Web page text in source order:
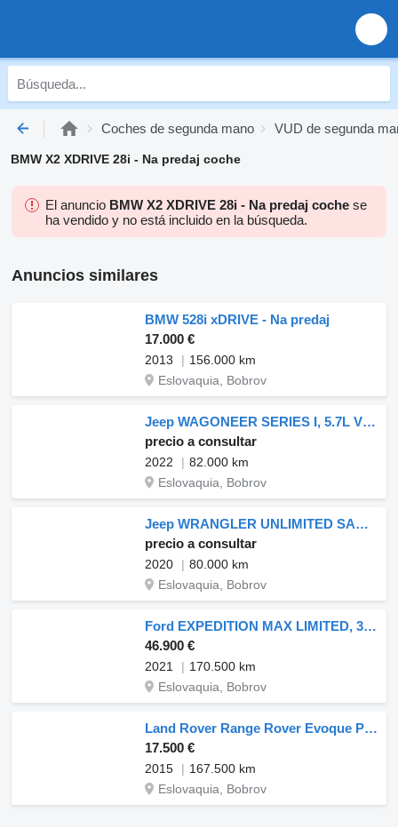
Coches de segunda mano VUD de segunda
BMW X2 XDRIVE 28i - Na predaj coche
El anuncio BMW X2 XDRIVE 28i - Na predaj coche se
ha vendido y no está incluido en la búsqueda.
Anuncios similares
BMW 528i xDRIVE - Na predaj
17.000 €
2013
156.000 km
Eslovaquia, Bobrov
Jeep WAGONEER SERIES I, 5.7L V8 - V príprave
precio a consultar
2022
82.000 km
Eslovaquia, Bobrov
Jeep WRANGLER UNLIMITED SAHARA ALTITUDE, 2.0V4 - V príprave
precio a consultar
2020
80.000 km
Eslovaquia, Bobrov
Ford EXPEDITION MAX LIMITED, 3.5L V6 - V preprave z USA
46.900 €
2021
170.500 km
Eslovaquia, Bobrov
Land Rover Range Rover Evoque Pure Plus 2.0, - Na predaj
17.500 €
2015
167.500 km
Eslovaquia, Bobrov